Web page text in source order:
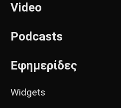
Video
Podcasts
Εφημερίδες
Widgets